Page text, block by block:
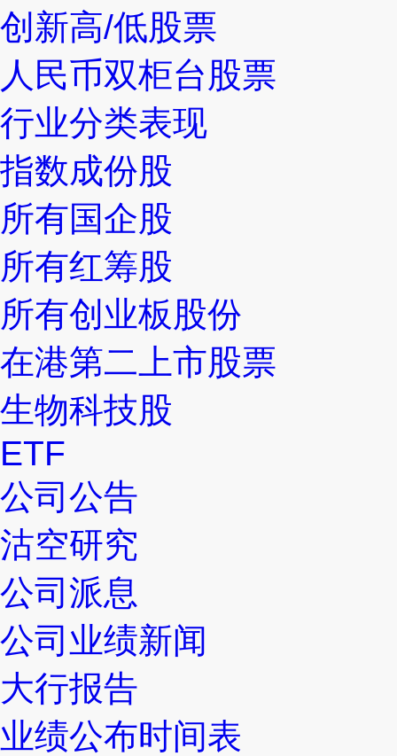
创新高/低股票
人民币双柜台股票
行业分类表现
指数成份股
所有国企股
所有红筹股
所有创业板股份
在港第二上市股票
生物科技股
ETF
公司公告
沽空研究
公司派息
公司业绩新闻
大行报告
业绩公布时间表